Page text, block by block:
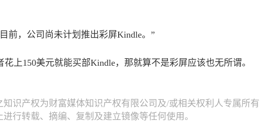
前，公司尚未计划推出彩屏Kindle。”
上150美元就能买部Kindle，那就算不是彩屏应该也无所谓。
识产权为财富媒体知识产权有限公司及/或相关权利人专属所有
行转载、摘编、复制及建立镜像等任何使用。